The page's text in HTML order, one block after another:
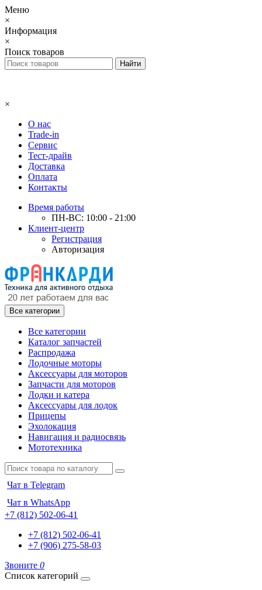
Меню
×
Информация
×
Поиск товаров
×
О нас
Trade-in
Сервис
Тест-драйв
Доставка
Оплата
Контакты
Время работы
ПН-ВС: 10:00 - 21:00
Клиент-центр
Регистрация
Авторизация
Все категории
Все категории
Каталог запчастей
Распродажа
Лодочные моторы
Аксессуары для моторов
Запчасти для моторов
Лодки и катера
Аксессуары для лодок
Прицепы
Эхолокация
Навигация и радиосвязь
Мототехника
Чат в Telegram
Чат в WhatsApp
+7 (812) 502-06-41
+7 (812) 502-06-41
+7 (906) 275-58-03
Звоните 0
Список категорий